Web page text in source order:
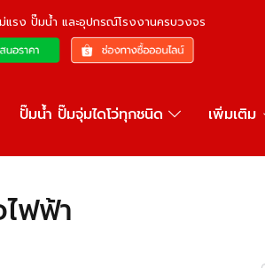
แรง ปั๊มน้ำ และอุปกรณ์โรงงานครบวงจร
ปั๊มน้ำ ปั๊มจุ่มไดโว่ทุกชนิด เพิ่มเติม
ฟฟ้า